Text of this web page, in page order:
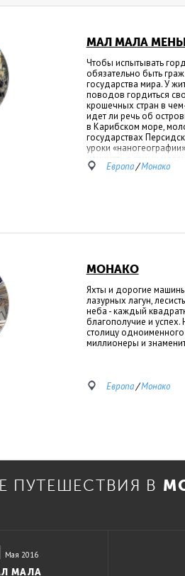
МАЛ МАЛА
Чтобы испытывать
обязательно быть
государства мира. У
поводов гордиться
крошечных стран в
идет ли речь об
в Карибском море,
государствах
уроки
начинать с самых
хотя бы из уважения к
Европа/Монако
МОНАКО
Яхты и дорогие
лазурных лагун,
неба - каждый
благополучие и
столицу
миллионеры и
Европа/Монако
ПУТЕШЕСТВИЯ В
Мая 2016
МАЛА